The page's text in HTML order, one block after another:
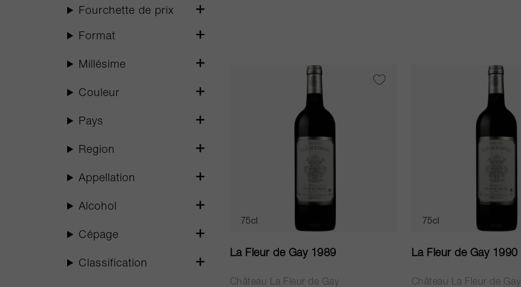
75cl
La Fleur de Gay 1989
Château La Fleur de Gay
75cl
La Fleur de Gay 1990
Château La Fleur de Gay
Fourchette de prix
Format
Millésime
Couleur
Pays
Region
Appellation
Alcohol
Cépage
Classification